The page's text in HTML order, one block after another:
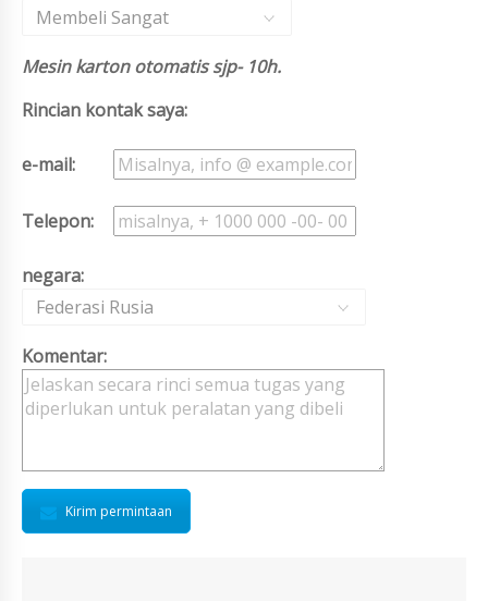
Membeli Sangat
Mesin karton otomatis sjp- 10h.
Rincian kontak saya:
e-mail:
Telepon:
negara:
Federasi Rusia
Komentar:
Kirim permintaan